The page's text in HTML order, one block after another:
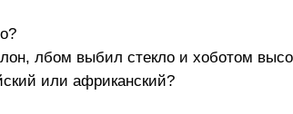
лбом выбил стекло и хоботом
или африканский?